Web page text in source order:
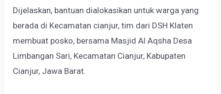
Dijelaskan, bantuan dialokasikan untuk warga yang
berada di Kecamatan cianjur, tim dari DSH Klaten
membuat posko, bersama Masjid Al Aqsha Desa
Limbangan Sari, Kecamatan Cianjur, Kabupaten
Cianjur, Jawa Barat.